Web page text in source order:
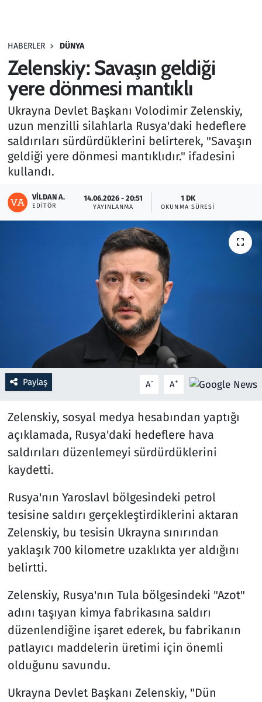
HABERLER DÜNYA
Zelenskiy: Savaşın geldiği
yere dönmesi mantıklı
Ukrayna Devlet Başkanı Volodimir Zelenskiy,
uzun menzilli silahlarla Rusya'daki hedeflere
saldırıları sürdürdüklerini belirterek, "Savaşın
geldiği yere dönmesi mantıklıdır." ifadesini
kullandı.
VILDAN A.
EDITÖR
14.06.2026 - 20:51
YAYINLANMA
1 DK
OKUNMA SÜRESI
Paylaş A- A+
Zelenskiy, sosyal medya hesabından yaptığı
açıklamada, Rusya'daki hedeflere hava
saldırıları düzenlemeyi sürdürdüklerini
kaydetti.
Rusya'nın Yaroslavl bölgesindeki petrol
tesisine saldırı gerçekleştirdiklerini aktaran
Zelenskiy, bu tesisin Ukrayna sınırından
yaklaşık 700 kilometre uzaklıkta yer aldığını
belirtti.
Zelenskiy, Rusya'nın Tula bölgesindeki "Azot"
adını taşıyan kimya fabrikasına saldırı
düzenlendiğine işaret ederek, bu fabrikanın
patlayıcı maddelerin üretimi için önemli
olduğunu savundu.
Ukrayna Devlet Başkanı Zelenskiy, "Dün
Haber
Kültür Sanat
Kurumsal Haberler
Lezzet Durağı
Memur ve Kamu
Otomobil
Sağlık
Savunma Sanayi
Spor
Teknoloji ve Bilim
Televizyon